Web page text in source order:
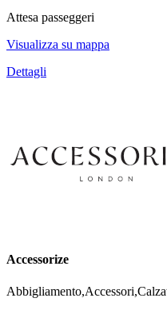
Attesa passeggeri
Visualizza su mappa
Dettagli
Accessorize